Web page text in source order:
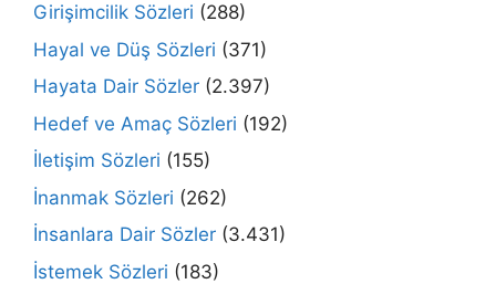
Girişimcilik Sözleri (288)
Hayal ve Düş Sözleri (371)
Hayata Dair Sözler (2.397)
Hedef ve Amaç Sözleri (192)
İletişim Sözleri (155)
İnanmak Sözleri (262)
İnsanlara Dair Sözler (3.431)
İstemek Sözleri (183)